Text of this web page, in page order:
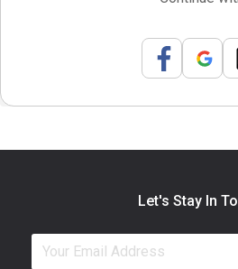
Let's Stay In